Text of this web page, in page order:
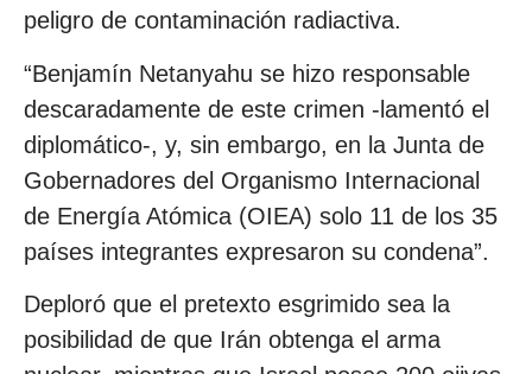
peligro de contaminación radiactiva.
“Benjamín Netanyahu se hizo responsable
descaradamente de este crimen -lamentó el
diplomático-, y, sin embargo, en la Junta de
Gobernadores del Organismo Internacional
de Energía Atómica (OIEA) solo 11 de los 35
países integrantes expresaron su condena”.
Deploró que el pretexto esgrimido sea la
posibilidad de que Irán obtenga el arma